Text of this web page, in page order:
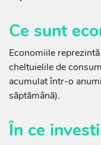
Ce sunt
Economiile
cheltuielile de
acumulat într-o
săptămână).
În ce